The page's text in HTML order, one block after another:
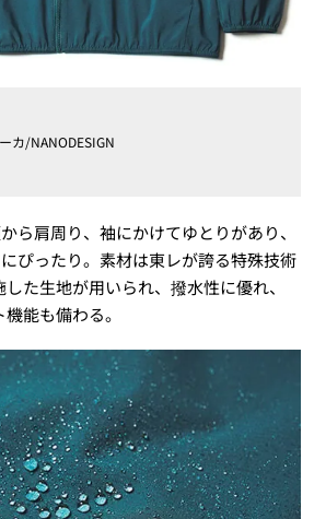
カ/NANODESIGN
ら肩周り、袖にかけてゆとりがあり、
ぴったり。素材は東レが誇る特殊技術
した生地が用いられ、撥水性に優れ、
能も備わる。